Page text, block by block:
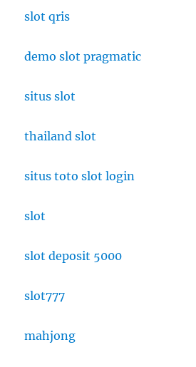
slot qris
demo slot pragmatic
situs slot
thailand slot
situs toto slot login
slot
slot deposit 5000
slot777
mahjong